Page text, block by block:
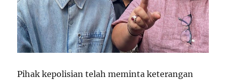
Pihak kepolisian telah meminta keterangan